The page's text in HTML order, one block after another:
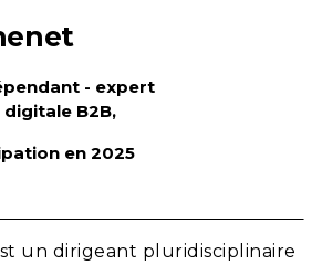
- expert
B2B,
en 2025
un dirigeant pluridisciplinaire